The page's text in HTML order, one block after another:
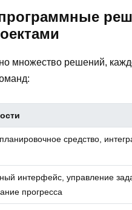
множество решений,
средство,
интерфейс, управление
прогресса